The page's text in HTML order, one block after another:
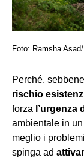
Foto: Ramsha
Perché,
rischio
forza l’urgenza
ambientale in
meglio i
spinga ad